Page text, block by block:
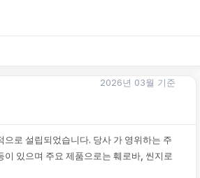
2026년 03월 기준
로 설립되었습니다. 당사 가 영위하는 주
있으며 주요 제품으로는 훼로바, 씬지로